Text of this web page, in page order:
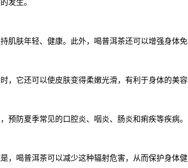
发生。
肤年轻、健康。此外，喝普洱茶还可以增强身体
它还可以使皮肤变得柔嫩光滑，有利于身体的美容
预防夏季常见的口腔炎、咽炎、肠炎和痢疾等疾病。
喝普洱茶可以减少这种辐射危害，从而保护身体健